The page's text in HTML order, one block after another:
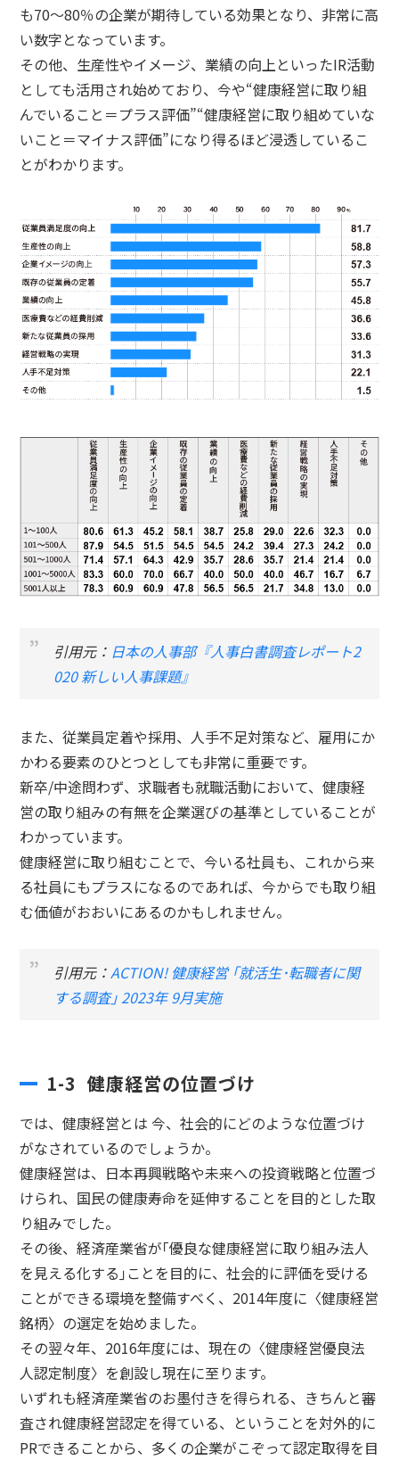
も70～80％の企業が期待している効果となり、非常に高
い数字となっています。
その他、生産性やイメージ、業績の向上といったIR活動
としても活用され始めており、今や“健康経営に取り組
んでいること＝プラス評価”“健康経営に取り組めていな
いこと＝マイナス評価”になり得るほど浸透しているこ
とがわかります。
引用元： 日本の人事部『人事白書調査レポート2
020 新しい人事課題』
また、従業員定着や採用、人手不足対策など、雇用にか
かわる要素のひとつとしても非常に重要です。
新卒/中途問わず、求職者も就職活動において、健康経
営の取り組みの有無を企業選びの基準としていることが
わかっています。
健康経営に取り組むことで、今いる社員も、これから来
る社員にもプラスになるのであれば、今からでも取り組
む価値がおおいにあるのかもしれません。
引用元：ACTION! 健康経営 ｢就活生･転職者に関
する調査｣ 2023年 9月実施
1-3 健康経営の位置づけ
では、健康経営とは 今、社会的にどのような位置づけ
がなされているのでしょうか。
健康経営は、日本再興戦略や未来への投資戦略と位置づ
けられ、国民の健康寿命を延伸することを目的とした取
り組みでした。
その後、経済産業省が｢優良な健康経営に取り組み法人
を見える化する｣ことを目的に、社会的に評価を受ける
ことができる環境を整備すべく、2014年度に〈健康経営
銘柄〉の選定を始めました。
その翌々年、2016年度には、現在の〈健康経営優良法
人認定制度〉を創設し現在に至ります。
いずれも経済産業省のお墨付きを得られる、きちんと審
査され健康経営認定を得ている、ということを対外的に
PRできることから、多くの企業がこぞって認定取得を目